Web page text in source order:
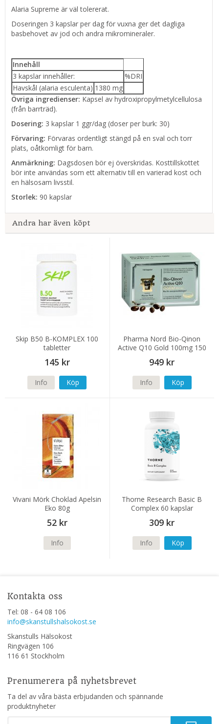
Alaria Supreme är väl tolererat.
Doseringen 3 kapslar per dag för vuxna ger det dagliga
basbehovet av jod och andra mikromineraler.
Innehåll
3 kapslar innehåller:
%DRI
Havskål (alaria esculenta) 1380 mg
Övriga ingredienser: Kapsel av hydroxipropylmetylcellulosa
(från barrträd).
Dosering: 3 kapslar 1 ggr/dag (doser per burk: 30)
Förvaring: Förvaras ordentligt stängd på en sval och torr
plats, oåtkomligt för barn.
Anmärkning: Dagsdosen bör ej överskridas. Kosttillskottet
bör inte användas som ett alternativ till en varierad kost och
en hälsosam livsstil.
Storlek: 90 kapslar
Andra har även köpt
Skip B50 B-KOMPLEX 100
tabletter
145 kr
Info Köp
Pharma Nord Bio-Qinon
Active Q10 Gold 100mg 150
kapslar
949 kr
Info Köp
Vivani Mörk Choklad Apelsin
Eko 80g
52 kr
Info
Thorne Research Basic B
Complex 60 kapslar
309 kr
Info Köp
Kontakta oss
Tel: 08 - 64 08 106
info@skanstullshalsokost.se
Skanstulls Hälsokost
Ringvägen 106
116 61 Stockholm
Prenumerera på nyhetsbrevet
Ta del av våra bästa erbjudanden och spännande
produktnyheter